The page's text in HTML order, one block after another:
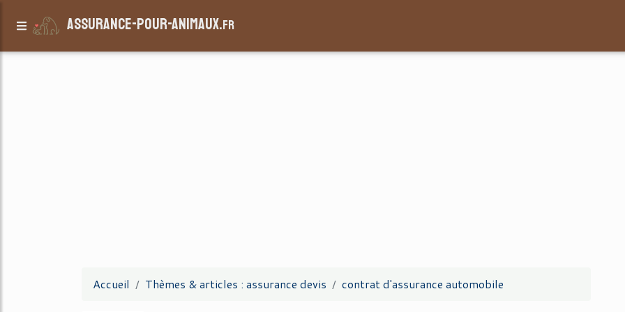
assurance-pour-animaux.fr
Accueil Thèmes & articles : assurance devis contrat d'assurance automobile